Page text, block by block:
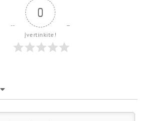
0
Įvertinkite!